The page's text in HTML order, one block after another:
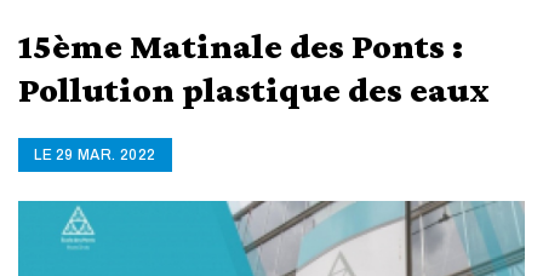
15ème Matinale des Ponts :
Pollution plastique des eaux
LE 29 MAR. 2022